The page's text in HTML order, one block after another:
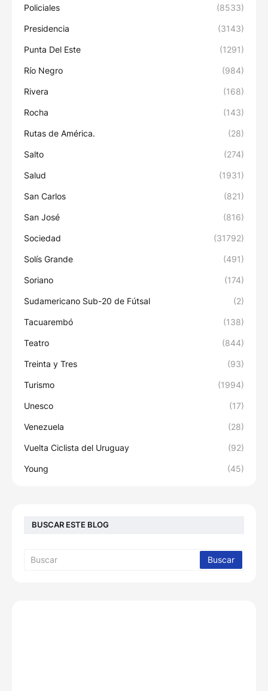
Policiales (8533)
Presidencia (3143)
Punta Del Este (1291)
Río Negro (984)
Rivera (168)
Rocha (143)
Rutas de América. (28)
Salto (274)
Salud (1931)
San Carlos (821)
San José (816)
Sociedad (31792)
Solís Grande (491)
Soriano (174)
Sudamericano Sub-20 de Fútsal (2)
Tacuarembó (138)
Teatro (844)
Treinta y Tres (93)
Turismo (1994)
Unesco (17)
Venezuela (28)
Vuelta Ciclista del Uruguay (92)
Young (45)
BUSCAR ESTE BLOG